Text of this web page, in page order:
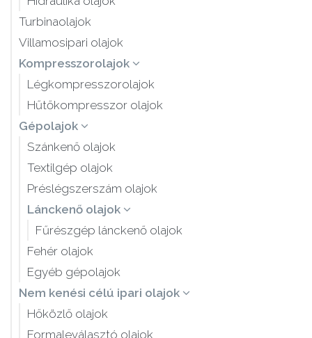
Turbinaolajok
Villamosipari olajok
Kompresszorolajok
Légkompresszorolajok
Hűtőkompresszor olajok
Gépolajok
Szánkenő olajok
Textilgép olajok
Préslégszerszám olajok
Lánckenő olajok
Fűrészgép lánckenő olajok
Fehér olajok
Egyéb gépolajok
Nem kenési célú ipari olajok
Hőközlő olajok
Formaleválasztó olajok